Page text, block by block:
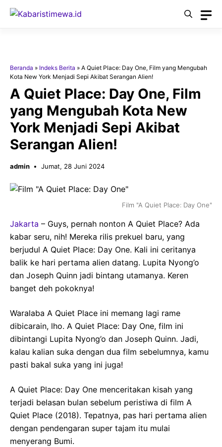
Langsung
Beranda » Indeks Berita » A Quiet Place: Day One, Film yang Mengubah
Kota New York Menjadi Sepi Akibat Serangan Alien!
A Quiet Place: Day One, Film
yang Mengubah Kota New
York Menjadi Sepi Akibat
Serangan Alien!
admin Jumat, 28 Juni 2024
Film "A Quiet Place: Day One"
Jakarta – Guys, pernah nonton A Quiet Place? Ada
kabar seru, nih! Mereka rilis prekuel baru, yang
berjudul A Quiet Place: Day One. Kali ini ceritanya
balik ke hari pertama alien datang. Lupita Nyong’o
dan Joseph Quinn jadi bintang utamanya. Keren
banget deh pokoknya!
Waralaba A Quiet Place ini memang lagi rame
dibicarain, lho. A Quiet Place: Day One, film ini
dibintangi Lupita Nyong’o dan Joseph Quinn. Jadi,
kalau kalian suka dengan dua film sebelumnya, kamu
pasti bakal suka yang ini juga!
A Quiet Place: Day One menceritakan kisah yang
terjadi belasan bulan sebelum peristiwa di film A
Quiet Place (2018). Tepatnya, pas hari pertama alien
dengan pendengaran super tajam itu mulai
menyerang Bumi.